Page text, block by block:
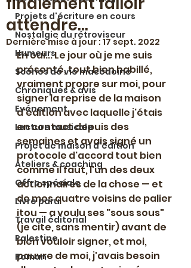
Projets d'écriture en cours
Nostalgie du rétroviseur
Humeurs
Scènes de vie macédoine
Chroniques & avis
Evénement
Lecture musicale
Projet de maison d'édition
Ateliers & coaching
Offre spéciale
Livre paru
Travail éditorial
Palestine
Roman
attendre...
Dernière mise à jour : 17 sept. 2022
Eh oui... Le jour où je me suis
présenté, tout bien habillé,
vraiment propre sur moi, pour
signer la reprise de la maison
d'édition avec laquelle j'étais
en contact depuis des
semaines et avais signé un
protocole d'accord tout bien
comme il faut, l'un des deux
actionnaires de la chose — et
de mes quatre voisins de palier
itou — a voulu ses "sous sous"
(je cite, sans mentir) avant de
bien vouloir signer, et moi,
pauvre de moi, j'avais besoin